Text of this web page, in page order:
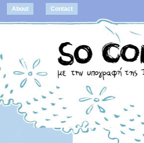
About Contact